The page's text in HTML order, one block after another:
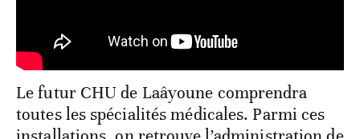
Le futur CHU de Laâyoune comprendra
toutes les spécialités médicales. Parmi ces